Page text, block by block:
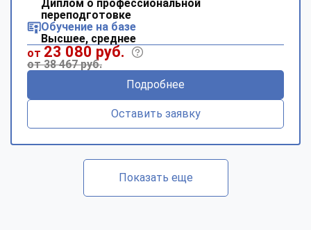
Диплом о профессиональной
переподготовке
Обучение на базе
Высшее, среднее
от 23 080 руб.
от 38 467 руб.
Подробнее
Оставить заявку
Показать еще